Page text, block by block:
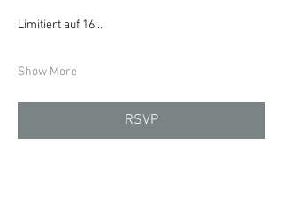
Limitiert auf 16…
Show More
RSVP